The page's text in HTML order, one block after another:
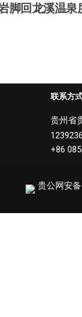
脚回龙溪温泉
联系方
贵州省
+86
贵公网安